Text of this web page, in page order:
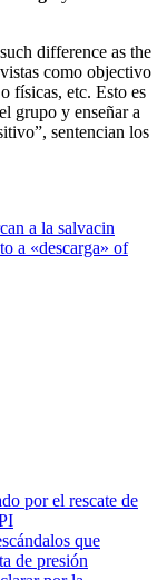
difference as the
como objectivo
físicas, etc. Esto es
grupo y enseñar a
sentencian los
a la salvacin
a «descarga» of
por el rescate de
que
de presión